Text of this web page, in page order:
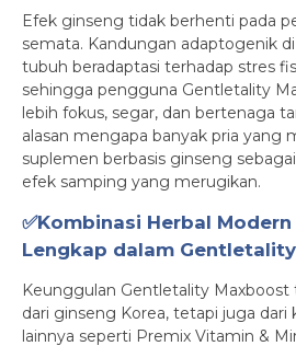
Efek ginseng tidak berhenti pada
semata. Kandungan adaptogenik
tubuh beradaptasi terhadap stres
sehingga pengguna Gentletality
lebih fokus, segar, dan bertenaga
alasan mengapa banyak pria yang
suplemen berbasis ginseng
efek samping yang merugikan.
✅Kombinasi Herbal
Lengkap dalam
Keunggulan Gentletality Maxboost
dari ginseng Korea, tetapi juga dari
lainnya seperti Premix Vitamin &